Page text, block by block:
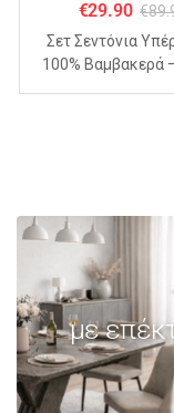
€29.90 €
Σετ Σεντόνια
100% Βαμβακερά
με